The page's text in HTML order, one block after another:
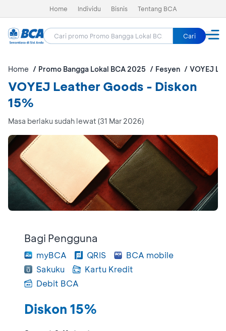
Home Individu Bisnis Tentang BCA
Cari
Home Promo Bangga Lokal BCA 2025 Fesyen VOYEJ
VOYEJ Leather Goods - Diskon
15%
Masa berlaku sudah lewat (31 Mar 2026)
Bagi Pengguna
myBCA QRIS
BCA mobile
Sakuku
Kartu Kredit
Debit BCA
Diskon 15%